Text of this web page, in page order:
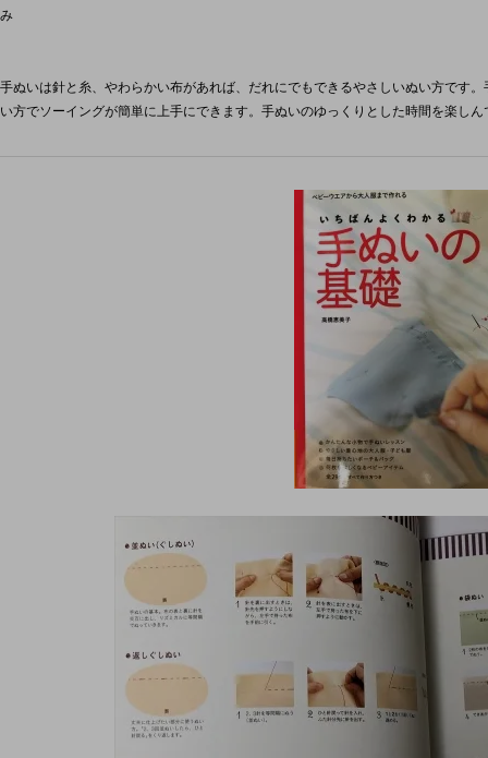
み
手ぬいは針と糸、やわらかい布があれば、だれにでもできるやさしいぬい方です
い方でソーイングが簡単に上手にできます。手ぬいのゆっくりとした時間を楽し